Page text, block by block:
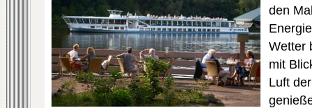
den
Wetter
mit
Luft